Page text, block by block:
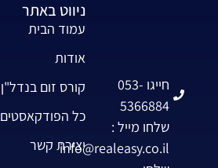
חייגו 053-
5366884
שלחו מייל :
info@realeasy.co.il
ניווט באתר
עמוד הבית
אודות
קורס זום בנדל"ן
כל הפודקאסטים
יצירת קשר